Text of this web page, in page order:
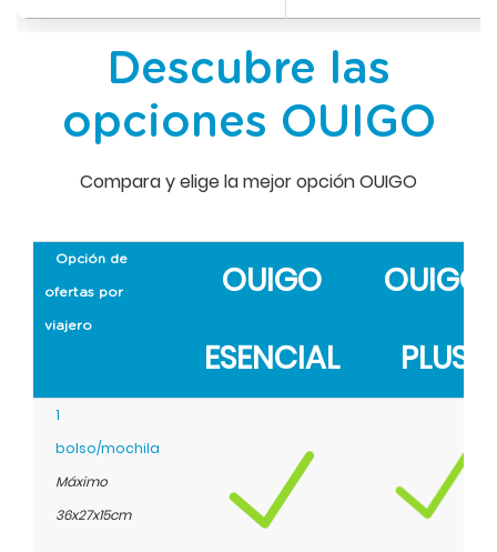
Descubre las
opciones OUIGO
Compara y elige la mejor opción OUIGO
Opción de
ofertas por
viajero
OUIGO
ESENCIAL
OUIGO
PLUS
1
bolso/mochila
Máximo
36x27x15cm